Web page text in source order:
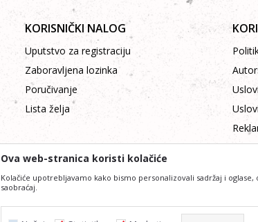
KORISNIČKI NALOG
Uputstvo za registraciju
Zaboravljena lozinka
Poručivanje
Lista želja
Ova web-stranica koristi kolačiće
Kolačiće upotrebljavamo kako bismo personalizovali sadržaj i
saobraćaj.